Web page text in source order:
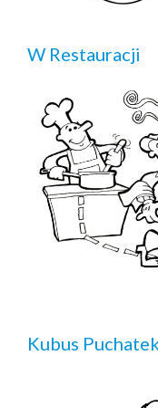
W Restauracji
Kubus